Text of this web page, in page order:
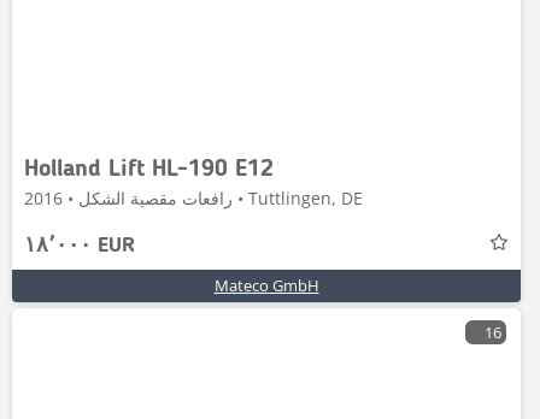
Holland Lift HL-190 E12
رافعات مقصية الشكل • 2016 • Tuttlingen, DE
١٨٬٠٠٠ EUR
Mateco GmbH
16